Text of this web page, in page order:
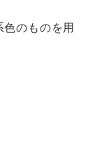
のものを用